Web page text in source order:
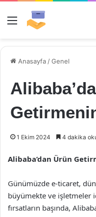
Menü
Anasayfa /Genel
1 Ekim 2024 4 dakika
Alibaba’dan Ürün
Günümüzde e-ticaret,
büyümekte ve işletmeler
fırsatların başında,